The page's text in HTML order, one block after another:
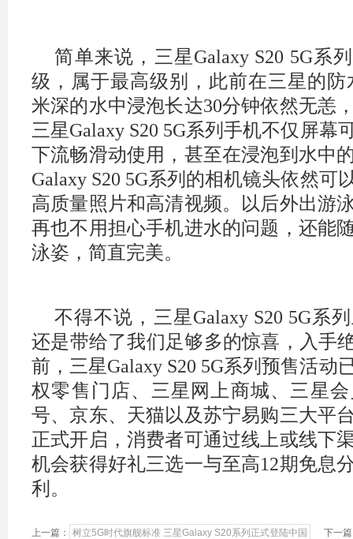
简单来说，三星Galaxy S20 5G系
级，属于最高级别，此前在三星的防
米深的水中浸泡长达30分钟依然无恙
三星Galaxy S20 5G系列手机不仅屏幕
下流畅滑动使用，甚至在浸泡到水中
Galaxy S20 5G系列的相机镜头依然可
高质量照片和高清视频。以后外出游
再也不用担心手机进水的问题，还能
泳姿，简直完美。
不得不说，三星Galaxy S20 5G系
还是带给了我们足够多的惊喜，入手
前，三星Galaxy S20 5G系列预售活动
权零售门店、三星网上商城、三星
号、京东、天猫以及苏宁易购三大平
正式开启，消费者可通过线上或线下
机会获得好礼三选一与至高12期免息
利。
上一篇： 树立5G时代旗舰标准 三星Galaxy S20系列正式登陆中国 下一篇